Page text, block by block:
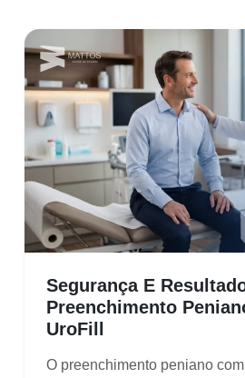
Segurança E
Preenchimento
UroFill
O preenchimento peniano